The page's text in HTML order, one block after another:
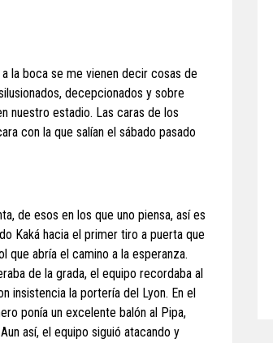
la boca se me vienen decir cosas de
decepcionados y sobre
nuestro estadio. Las caras de los
con la que salían el sábado pasado
de esos en los que uno piensa, así es
Kaká hacia el primer tiro a puerta que
que abría el camino a la esperanza.
de la grada, el equipo recordaba al
insistencia la portería del Lyon. En el
ponía un excelente balón al Pipa,
así, el equipo siguió atacando y